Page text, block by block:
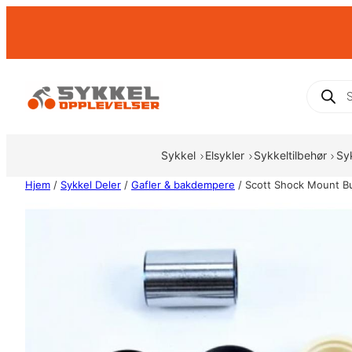
search
Sykkel Elsykler Sykkeltilbehør
Hjem / Sykkel Deler / Gafler & bakdempere / Scott Shock Mount